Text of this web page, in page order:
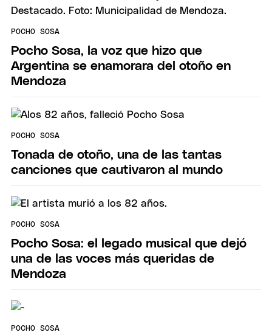
POCHO SOSA
Pocho Sosa, la voz que hizo que
Argentina se enamorara del otoño en
Mendoza
POCHO SOSA
Tonada de otoño, una de las tantas
canciones que cautivaron al mundo
POCHO SOSA
Pocho Sosa: el legado musical que dejó
una de las voces más queridas de
Mendoza
POCHO SOSA